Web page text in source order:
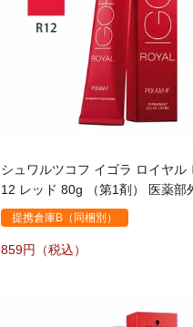
シュワルツコフ イゴラ ロイヤル
12 レッド 80g （第1剤） 医薬部
提携倉庫B（同梱別）
859